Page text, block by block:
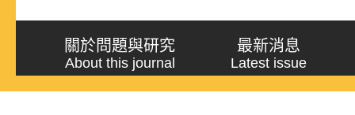
關於問題與研究
About this journal
最新消息
Latest issue